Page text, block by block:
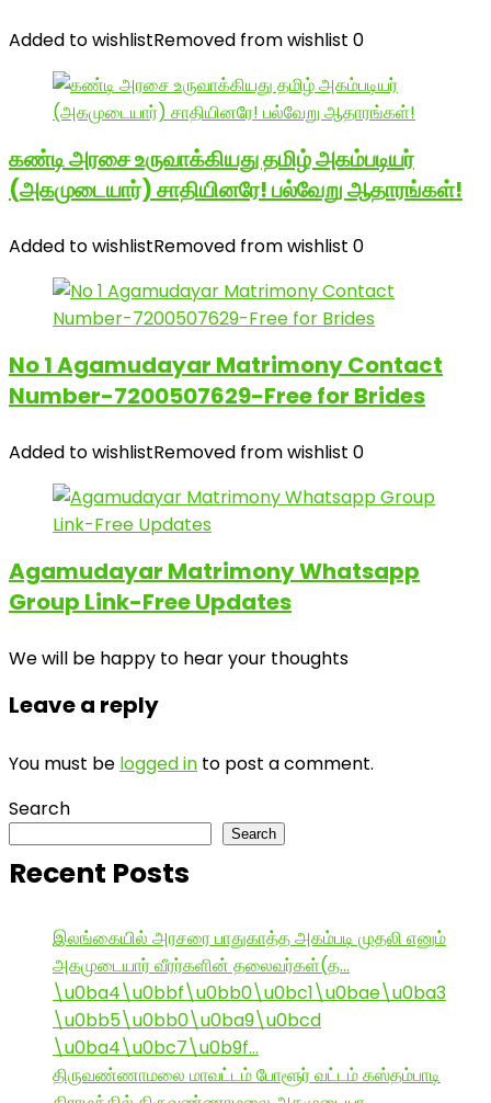
Added to wishlistRemoved from wishlist 0
கண்டி அரசை உருவாக்கியது தமிழ் அகம்படியர்
(அகமுடையார்) சாதியினரே! பல்வேறு ஆதாரங்கள்!
Added to wishlistRemoved from wishlist 0
No 1 Agamudayar Matrimony Contact
Number-7200507629-Free for Brides
Added to wishlistRemoved from wishlist 0
Agamudayar Matrimony Whatsapp
Group Link-Free Updates
We will be happy to hear your thoughts
Leave a reply
You must be logged in to post a comment.
Search
Search
Recent Posts
இலங்கையில் அரசரை பாதுகாத்த அகம்படி முதலி எனும்
அகமுடையார் வீரர்களின் தலைவர்கள்(த…
\u0ba4\u0bbf\u0bb0\u0bc1\u0bae\u0ba3
\u0bb5\u0bb0\u0ba9\u0bcd
\u0ba4\u0bc7\u0b9f…
திருவண்ணாமலை மாவட்டம் போளூர் வட்டம் கஸ்தம்பாடி